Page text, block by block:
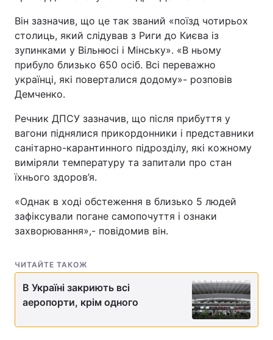
Він зазначив, що це так званий «поїзд чотирьох
столиць, який слідував з Риги до Києва із
зупинками у Вільнюсі і Мінську». «В ньому
прибуло близько 650 осіб. Всі переважно
українці, які поверталися додому»- розповів
Демченко.
Речник ДПСУ зазначив, що після прибуття у
вагони піднялися прикордонники і представники
санітарно-карантинного підрозділу, які кожному
виміряли температуру та запитали про стан
їхнього здоров’я.
«Однак в ході обстеження в близько 5 людей
зафіксували погане самопочуття і ознаки
захворювання»,- повідомив він.
ЧИТАЙТЕ ТАКОЖ
В Україні закриють всі
аеропорти, крім одного